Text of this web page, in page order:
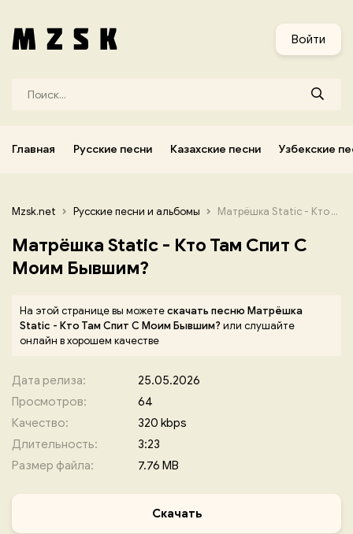
Войти
Главная Русские песни Казахские песни Узбекские
Mzsk.net Русские песни и альбомы Матрёшка Static - Кто Там Спит С Моим Бывшим?
Матрёшка Static - Кто Там Спит С
Моим Бывшим?
На этой странице вы можетескачать песню Матрёшка
Static - Кто Там Спит С Моим Бывшим? или слушайте
онлайн в хорошем качестве
Дата релиза:
25.05.2026
Просмотров:
64
Качество:
320 kbps
Длительность:
3:23
Размер файла:
7.76 MB
Скачать
Узбекские песни Корейские песни